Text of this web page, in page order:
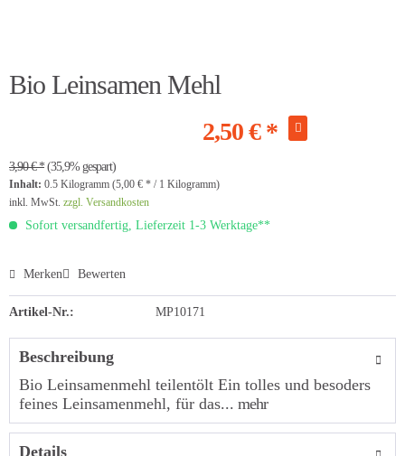
Bio Leinsamen Mehl
2,50 € *
3,90 € * (35,9% gespart)
Inhalt: 0.5 Kilogramm (5,00 € * / 1 Kilogramm)
inkl. MwSt. zzgl. Versandkosten
Sofort versandfertig, Lieferzeit 1-3 Werktage**
Merken Bewerten
Artikel-Nr.: MP10171
Beschreibung
Bio Leinsamenmehl teilentölt Ein tolles und besoders
feines Leinsamenmehl, für das... mehr
Details